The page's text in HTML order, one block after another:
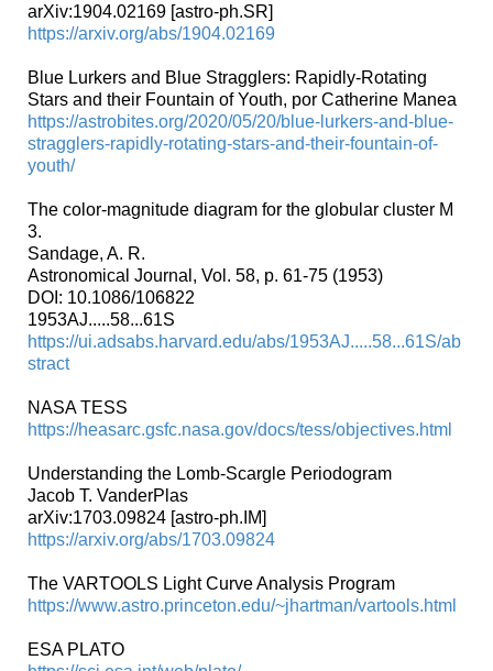
arXiv:1904.02169 [astro-ph.SR]
https://arxiv.org/abs/1904.02169
Blue Lurkers and Blue Stragglers: Rapidly-Rotating
Stars and their Fountain of Youth, por Catherine Manea
https://astrobites.org/2020/05/20/blue-lurkers-and-blue-
stragglers-rapidly-rotating-stars-and-their-fountain-of-
youth/
The color-magnitude diagram for the globular cluster M
3.
Sandage, A. R.
Astronomical Journal, Vol. 58, p. 61-75 (1953)
DOI: 10.1086/106822
1953AJ.....58...61S
https://ui.adsabs.harvard.edu/abs/1953AJ.....58...61S/ab
stract
NASA TESS
https://heasarc.gsfc.nasa.gov/docs/tess/objectives.html
Understanding the Lomb-Scargle Periodogram
Jacob T. VanderPlas
arXiv:1703.09824 [astro-ph.IM]
https://arxiv.org/abs/1703.09824
The VARTOOLS Light Curve Analysis Program
https://www.astro.princeton.edu/~jhartman/vartools.html
ESA PLATO